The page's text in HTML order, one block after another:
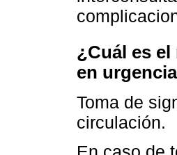
¿Cuál es
en
Toma de
circulación.